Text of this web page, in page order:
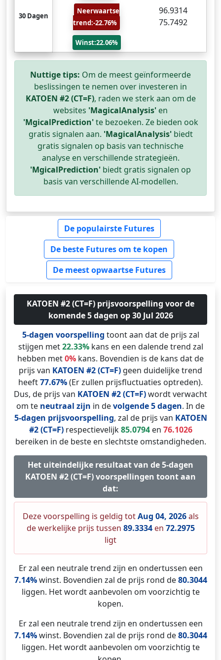
30 Dagen
Neerwaartse
trend:-22.76%
Winst:22.06%
96.9314
75.7492
Nuttige tips: Om de meest geïnformeerde
beslissingen te nemen over investeren in
KATOEN #2 (CT=F), raden we sterk aan om de
websites 'MagicalAnalysis' en
'MgicalPrediction'te bezoeken. Ze bieden ook
gratis signalen aan. 'MagicalAnalysis'biedt
gratis signalen op basis van technische
analyse en verschillende strategieën.
'MgicalPrediction' biedt gratis signalen op
basis van verschillende AI-modellen.
De populairste Futures
De beste Futures om te kopen
De meest opwaartse Futures
KATOEN #2 (CT=F) prijsvoorspelling voor de
komende 5 dagen op 30 Jul 2026
5-dagen voorspelling toont aan dat de prijs zal
stijgen met22.33%kans en een dalende trend zal
hebben met0% kans. Bovendien is de kans dat de
prijs van KATOEN #2 (CT=F) geen duidelijke trend
heeft77.67%(Er zullen prijsfluctuaties optreden).
Dus, de prijs van KATOEN #2 (CT=F)wordt verwacht
om te neutraal zijn in devolgende 5 dagen. In de
5-dagen prijsvoorspelling, zal de prijs van KATOEN
#2 (CT=F)respectievelijk85.0794en 76.1026
bereiken in de beste en slechtste omstandigheden.
Het uiteindelijke resultaat van de 5-dagen
KATOEN #2 (CT=F) voorspellingen toont aan
dat:
Deze voorspelling is geldig totAug 04, 2026als
de werkelijke prijs tussen 89.3334en 72.2975
ligt
Er zal een neutrale trend zijn en ondertussen een
7.14%winst. Bovendien zal de prijs rond de80.3044
liggen. Het wordt aanbevolen om voorzichtig te
kopen.
Er zal een neutrale trend zijn en ondertussen een
7.14%winst. Bovendien zal de prijs rond de80.3044
liggen. Het wordt aanbevolen om voorzichtig te